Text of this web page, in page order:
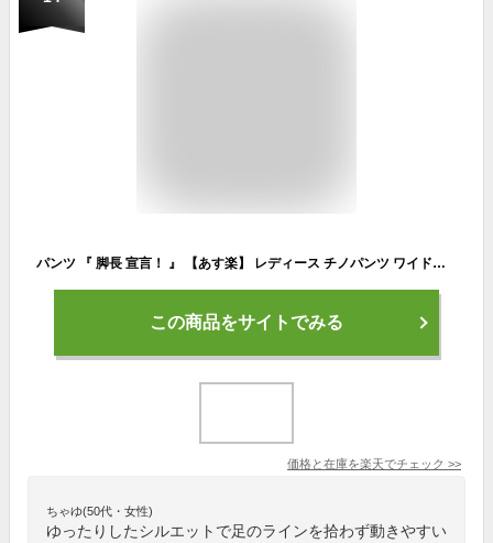
パンツ 『 脚長 宣言！ 』 【あす楽】 レディース チノパンツ ワイドパンツ ワイド 綿100％ コットン 大きいサイズ ボトムス チノ チノパン ストレート 体型カバー ロング ゴム 長ズボン ロングパンツ 黒 白 ベージュ 大きいサイズ ゆったり 秋 夏 HUG.U
この商品をサイトでみる
価格と在庫を楽天でチェック >>
ちゃゆ(50代・女性)
ゆったりしたシルエットで足のラインを拾わず動きやすい